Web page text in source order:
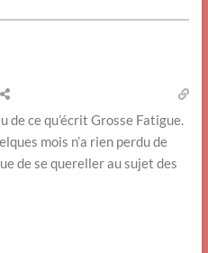
de ce qu’écrit Grosse Fatigue.
mois n’a rien perdu de
de se quereller au sujet des